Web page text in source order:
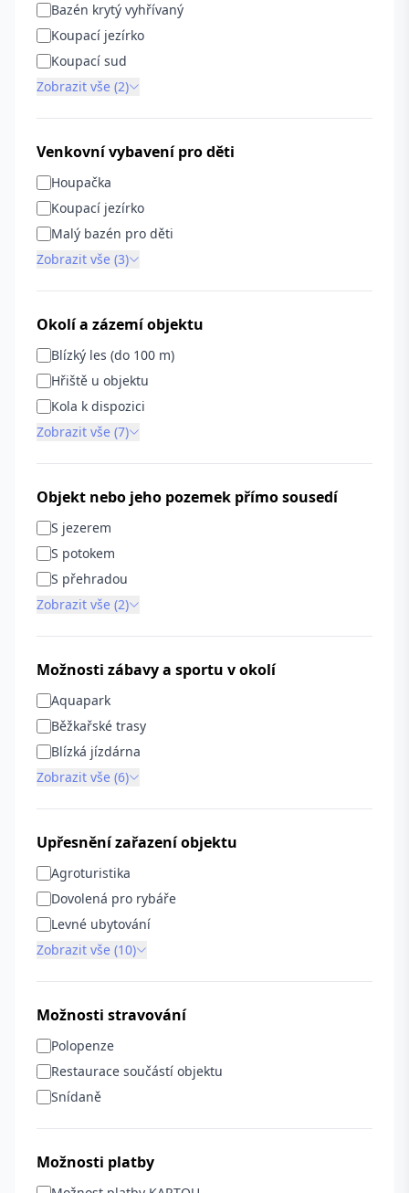
Bazén krytý vyhřívaný
Koupací jezírko
Koupací sud
Zobrazit vše (2)
Venkovní vybavení pro děti
Houpačka
Koupací jezírko
Malý bazén pro děti
Zobrazit vše (3)
Okolí a zázemí objektu
Blízký les (do 100 m)
Hřiště u objektu
Kola k dispozici
Zobrazit vše (7)
Objekt nebo jeho pozemek přímo sousedí
S jezerem
S potokem
S přehradou
Zobrazit vše (2)
Možnosti zábavy a sportu v okolí
Aquapark
Běžkařské trasy
Blízká jízdárna
Zobrazit vše (6)
Upřesnění zařazení objektu
Agroturistika
Dovolená pro rybáře
Levné ubytování
Zobrazit vše (10)
Možnosti stravování
Polopenze
Restaurace součástí objektu
Snídaně
Možnosti platby